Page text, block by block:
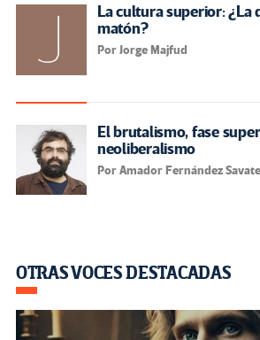
La cultura superior: ¿La
matón?
Por Jorge Majfud
El brutalismo, fase
neoliberalismo
Por Amador Fernández
OTRAS VOCES DESTACADAS